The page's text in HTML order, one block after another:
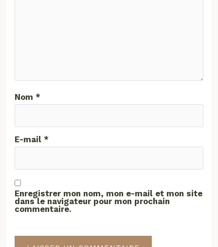
Nom*
E-mail*
Enregistrer mon nom, mon e-mail et mon site
dans le navigateur pour mon prochain
commentaire.